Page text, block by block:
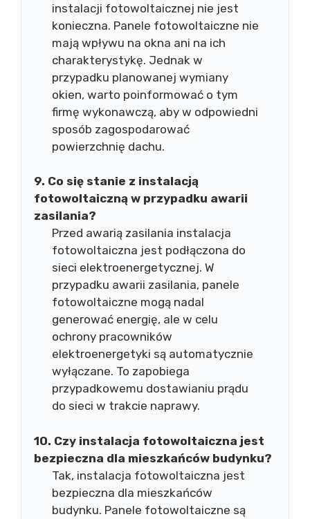
instalacji fotowoltaicznej nie jest
konieczna. Panele fotowoltaiczne nie
mają wpływu na okna ani na ich
charakterystykę. Jednak w
przypadku planowanej wymiany
okien, warto poinformować o tym
firmę wykonawczą, aby w odpowiedni
sposób zagospodarować
powierzchnię dachu.
9. Co się stanie z instalacją
fotowoltaiczną w przypadku awarii
zasilania?
Przed awarią zasilania instalacja
fotowoltaiczna jest podłączona do
sieci elektroenergetycznej. W
przypadku awarii zasilania, panele
fotowoltaiczne mogą nadal
generować energię, ale w celu
ochrony pracowników
elektroenergetyki są automatycznie
wyłączane. To zapobiega
przypadkowemu dostawianiu prądu
do sieci w trakcie naprawy.
10. Czy instalacja fotowoltaiczna jest
bezpieczna dla mieszkańców budynku?
Tak, instalacja fotowoltaiczna jest
bezpieczna dla mieszkańców
budynku. Panele fotowoltaiczne są